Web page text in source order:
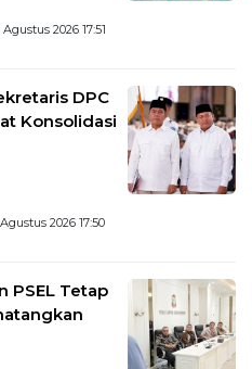
2026 17:51
DPC
Konsolidasi
2026 17:50
PSEL Tetap